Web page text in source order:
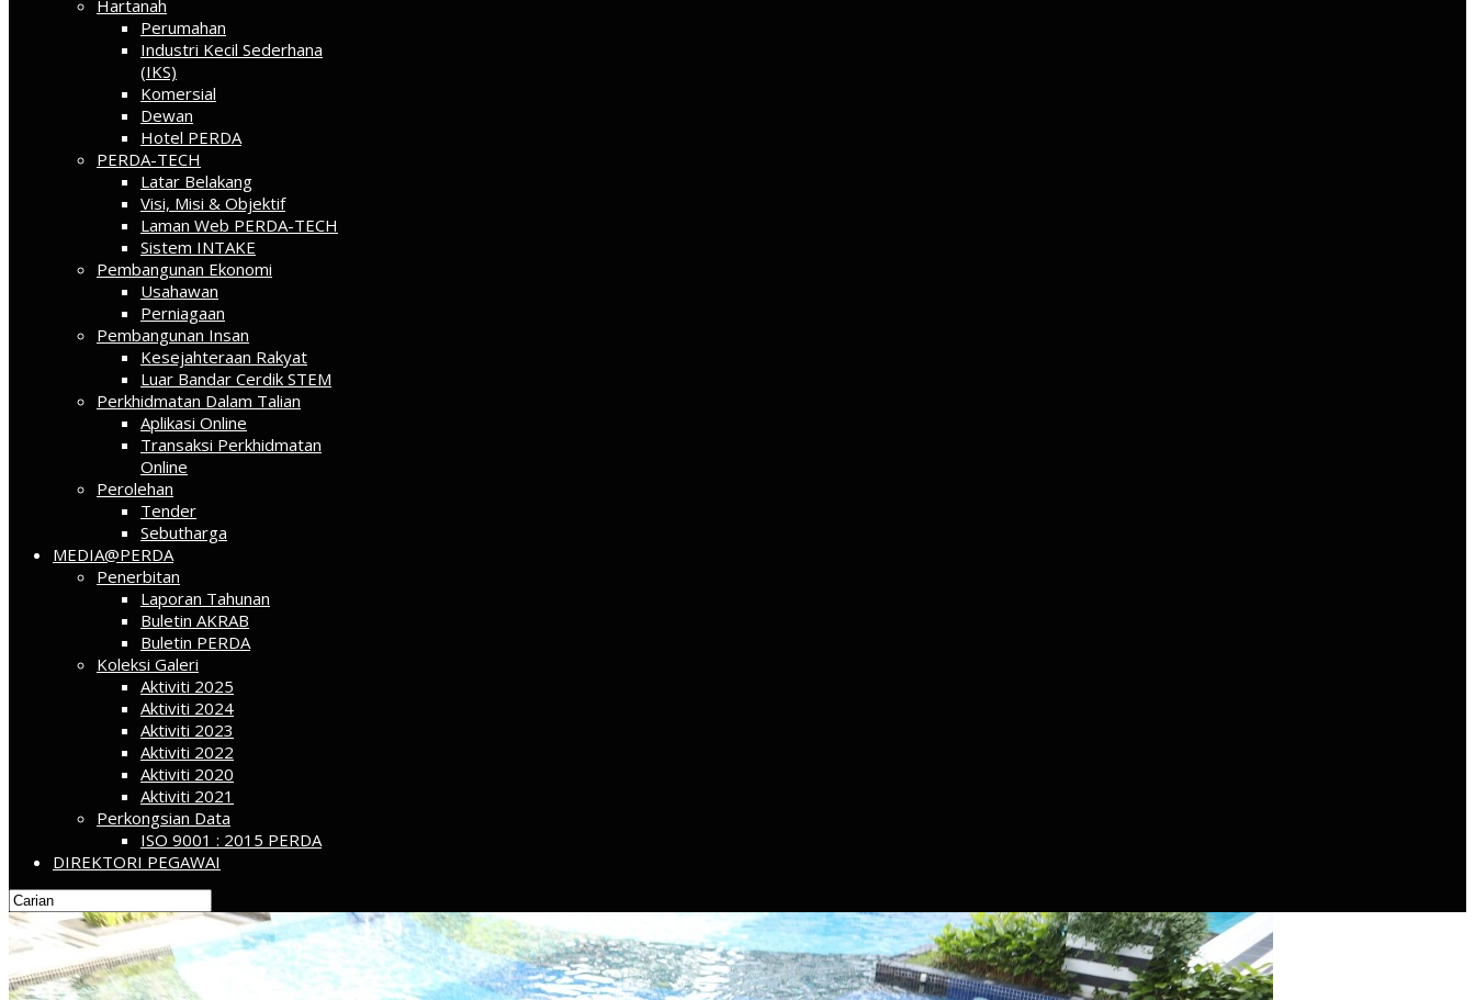
Hartanah
Perumahan
Industri Kecil Sederhana
(IKS)
Komersial
Dewan
Hotel PERDA
PERDA-TECH
Latar Belakang
Visi, Misi & Objektif
Laman Web PERDA-TECH
Sistem INTAKE
Pembangunan Ekonomi
Usahawan
Perniagaan
Pembangunan Insan
Kesejahteraan Rakyat
Luar Bandar Cerdik STEM
Perkhidmatan Dalam Talian
Aplikasi Online
Transaksi Perkhidmatan
Online
Perolehan
Tender
Sebutharga
MEDIA@PERDA
Penerbitan
Laporan Tahunan
Buletin AKRAB
Buletin PERDA
Koleksi Galeri
Aktiviti 2025
Aktiviti 2024
Aktiviti 2023
Aktiviti 2022
Aktiviti 2020
Aktiviti 2021
Perkongsian Data
ISO 9001 : 2015 PERDA
DIREKTORI PEGAWAI